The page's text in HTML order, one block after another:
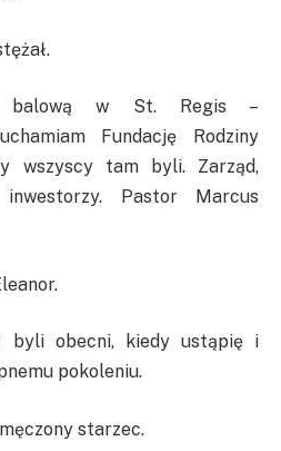
balową w St. Regis –
Fundację Rodziny
wszyscy tam byli. Zarząd,
Pastor Marcus
byli obecni, kiedy ustąpię i
pokoleniu.
starzec.